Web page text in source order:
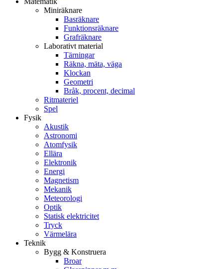
Miniräknare
Basräknare
Funktionsräknare
Grafräknare
Laborativt material
Tärningar
Räkna, mäta, väga
Klockan
Geometri
Bråk, procent, decimal
Ritmateriel
Spel
Fysik
Akustik
Astronomi
Atomfysik
Ellära
Elektronik
Energi
Magnetism
Mekanik
Meteorologi
Optik
Statisk elektricitet
Tryck
Värmelära
Teknik
Bygg & Konstruera
Broar